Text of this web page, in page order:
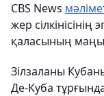
CBS News
жер
қаласының
Зілзаланы
Де-Куба